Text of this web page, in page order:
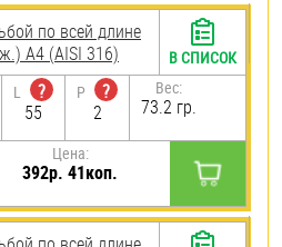
по всей длине
A4 (AISI 316)
L
?
55
P
?
2
Вес:
73.2 гр.
Цена:
392р. 41коп.
В СПИСОК